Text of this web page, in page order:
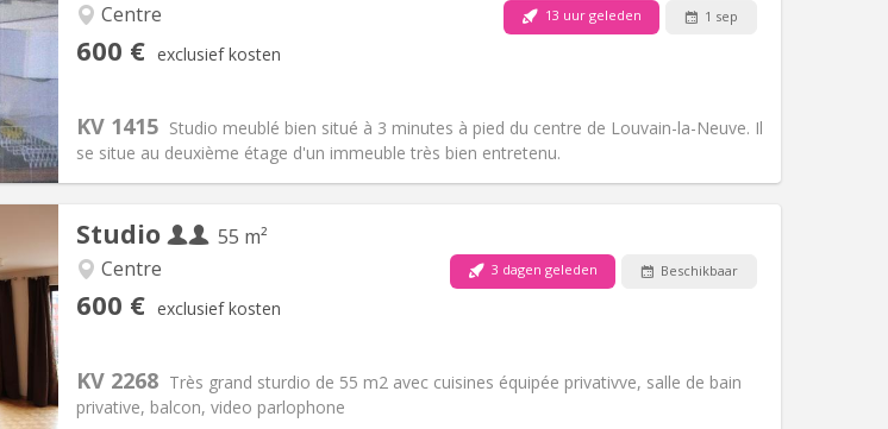
Centre
600 € exclusief kosten
13 uur geleden 1 sep
KV 1415 Studio meublé bien situé à 3 minutes à pied du centre de Louvain-la-Neuve. Il
se situe au deuxième étage d'un immeuble très bien entretenu.
Inrichting
Oppervlakte:24 m2
Andere
Huisdieren:Nee
Studio
55 m²
Centre
600 € exclusief kosten
3 dagen geleden Beschikbaar
KV 2268 Très grand sturdio de 55 m2 avec cuisines équipée privativve, salle de bain
privative, balcon, video parlophone
Inrichting
Oppervlakte:55 m2
Huisdieren:Nee